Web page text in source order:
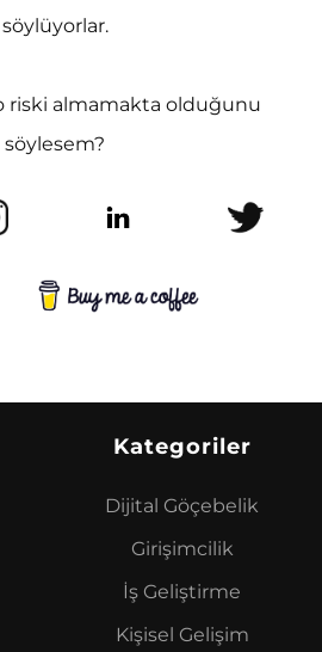
söylüyorlar.
riski almamakta olduğunu
söylesem?
Kategoriler
Dijital Göçebelik
Girişimcilik
İş Geliştirme
Kişisel Gelişim